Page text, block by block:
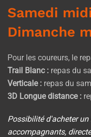
Samedi
Dimanche
Pour les coureurs, le
Trail Blanc : repas du
Verticale : repas du
3D Longue distance :
Possibilité d'acheter
accompagnants,